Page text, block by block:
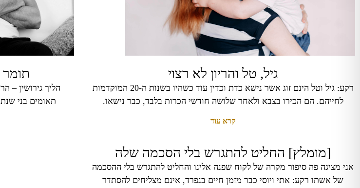
גיל, טל והריון לא רצוי
רקע: גיל וטל הינם זוג אשר נישא כדת וכדין עוד כשהיו בשנות ה-20 המוקדמות
לחייהם. הם הכירו בצבא ולאחר שלושה חודשי הכרות בלבד, כבר נישאו.
קרא עוד
תומר
תאומים בני
[מומלץ] החליט להתגרש בלי הסכמה שלה
אני מציגה פה סיפור מקרה של לקוח שפנה אלינו והחליט להתגרש בלי ההסכמה
של אשתו רקע: אתי ויוסי כבר מזמן חיים בנפרד, אינם מצליחים להסתדר